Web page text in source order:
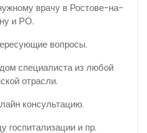
врачу в Ростове-на-
и РО.
вопросы.
специалиста из любой
отрасли.
консультацию.
госпитализации и пр.